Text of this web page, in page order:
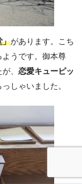
」があります。こち
ようです。御本尊
、 恋愛キューピッ
しゃいました。